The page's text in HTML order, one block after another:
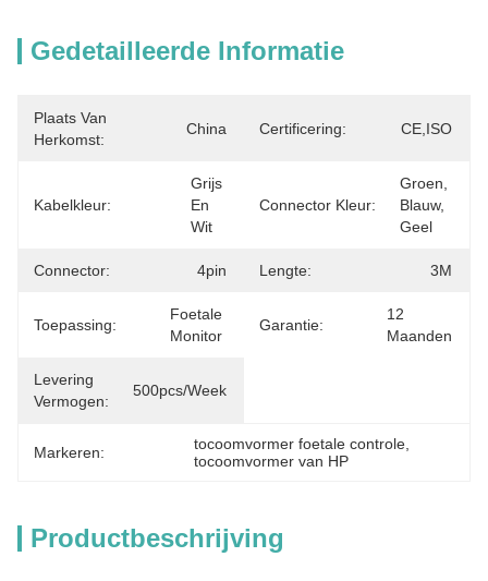
Gedetailleerde Informatie
Plaats Van
Herkomst:
China Certificering: CE,ISO
Kabelkleur:
Grijs
En
Wit
Connector Kleur:
Groen,
Blauw,
Geel
Connector: 4pin Lengte: 3M
Toepassing:
Foetale
Monitor
Garantie:
12
Maanden
Levering
Vermogen:
500pcs/week
Markeren: tocoomvormer foetale controle
tocoomvormer van HP
Productbeschrijving